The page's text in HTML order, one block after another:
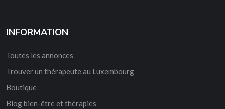
INFORMATION
Toutes les annonces
Trouver un thérapeute au Luxembourg
Boutique
Blog bien-être et thérapies